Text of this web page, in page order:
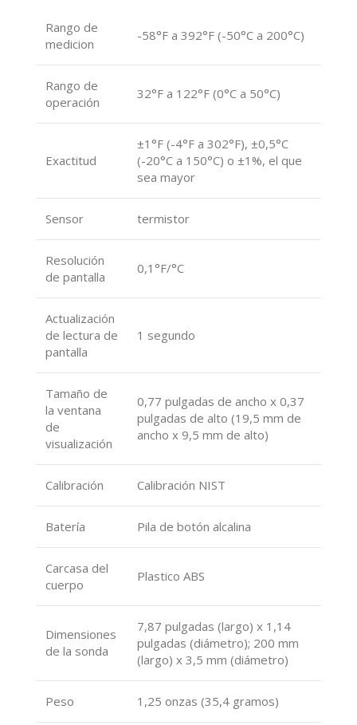
Rango de
medicion
-58°F a 392°F (-50°C a 200°C)
Rango de
operación
32°F a 122°F (0°C a 50°C)
Exactitud
±1°F (-4°F a 302°F), ±0,5°C
(-20°C a 150°C) o ±1%, el que
sea mayor
Sensor termistor
Resolución
de pantalla
0,1°F/°C
Actualización
de lectura de
pantalla
1 segundo
Tamaño de
la ventana
de
visualización
0,77 pulgadas de ancho x 0,37
pulgadas de alto (19,5 mm de
ancho x 9,5 mm de alto)
Calibración Calibración NIST
Batería Pila de botón alcalina
Carcasa del
cuerpo
Plastico ABS
Dimensiones
de la sonda
7,87 pulgadas (largo) x 1,14
pulgadas (diámetro); 200 mm
(largo) x 3,5 mm (diámetro)
Peso 1,25 onzas (35,4 gramos)